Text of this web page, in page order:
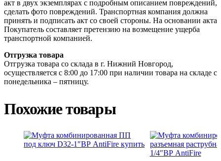
акт в двух экземплярах с подробным описанием повреждений,
сделать фото повреждений. Транспортная компания должна
принять и подписать акт со своей стороны. На основании акта
Покупатель составляет претензию на возмещение ущерба
транспортной компанией.
Отгрузка товара
Отгрузка товара со склада в г. Нижний Новгород,
осуществляется с 8:00 до 17:00 при наличии товара на складе с
понедельника – пятницу.
Похожие товары